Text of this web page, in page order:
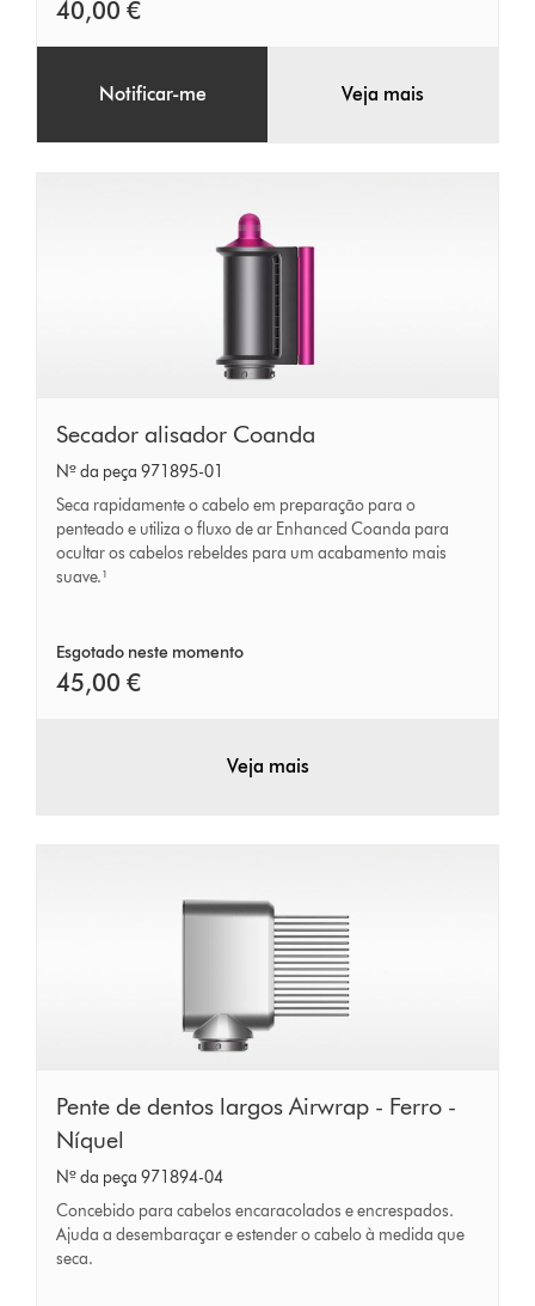
Níquel
40,00 €
Notificar-me Veja mais
Secador
alisador
Coanda
Secador alisador Coanda
Nº da peça 971895-01
Seca rapidamente o cabelo em preparação para o
penteado e utiliza o fluxo de ar Enhanced Coanda para
ocultar os cabelos rebeldes para um acabamento mais
suave.¹
Esgotado neste momento
45,00 €
Veja mais
Pente
de
dentos
largos
Airwrap
-
Pente de dentos largos Airwrap - Ferro -
Níquel
Nº da peça 971894-04
Concebido para cabelos encaracolados e encrespados.
Ajuda a desembaraçar e estender o cabelo à medida que
seca.